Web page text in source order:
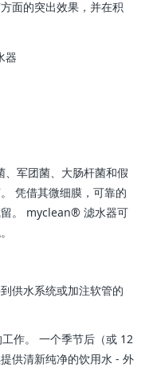
面的突出效果，并在积
器
军团菌、大肠杆菌和假
凭借其微细膜，可靠的
。 myclean® 滤水器可
供水系统或加注软管的
作。 一个季节后（或 12
供清新纯净的饮用水 - 外